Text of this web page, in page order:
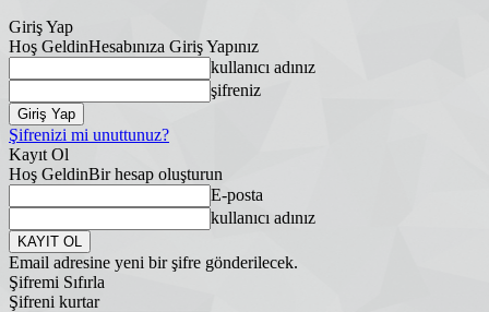
Giriş Yap
Hoş GeldinHesabınıza Giriş Yapınız
kullanıcı adınız
şifreniz
Şifrenizi mi unuttunuz?
Kayıt Ol
Hoş GeldinBir hesap oluşturun
E-posta
kullanıcı adınız
Email adresine yeni bir şifre gönderilecek.
Şifremi Sıfırla
Şifreni kurtar